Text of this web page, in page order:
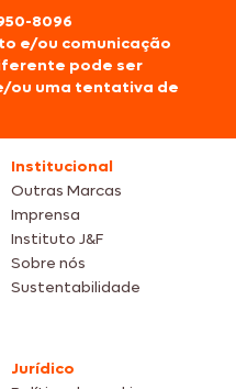
8096
e/ou comunicação
pode ser
ou uma tentativa de
Institucional
Outras Marcas
Imprensa
Instituto J&F
Sobre nós
Sustentabilidade
Jurídico